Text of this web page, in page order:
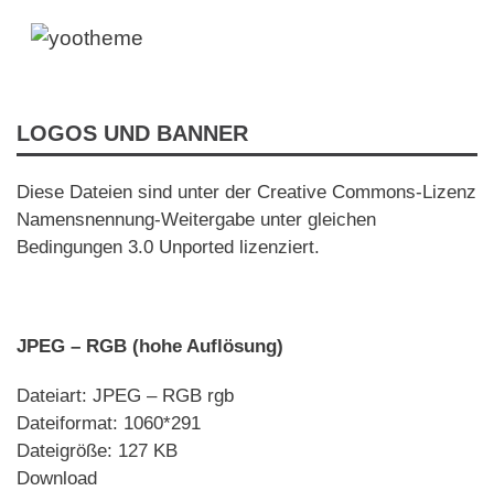
LOGOS UND BANNER
Diese Dateien sind unter der Creative Commons-Lizenz
Namensnennung-Weitergabe unter gleichen
Bedingungen 3.0 Unported lizenziert.
JPEG – RGB (hohe Auflösung)
Dateiart: JPEG – RGB rgb
Dateiformat: 1060*291
Dateigröße: 127 KB
Download